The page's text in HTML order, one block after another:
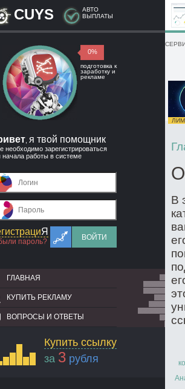
CUYS
АВТО
ВЫПЛАТЫ
0%
подготовка к
заработку и
рекламе
я твой помощник
необходимо зарегистрироваться
начала работы в системе
Я
пароль?
ВОЙТИ
ГЛАВНАЯ
КУПИТЬ РЕКЛАМУ
ВОПРОСЫ И ОТВЕТЫ
Купить ссылку
за 3 рубля
В